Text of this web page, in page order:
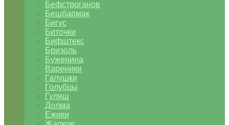
Бефстроганов
Бешбармак
Бигус
Биточки
Бифштекс
Бризоль
Буженина
Вареники
Галушки
Голубцы
Гуляш
Долма
Ежики